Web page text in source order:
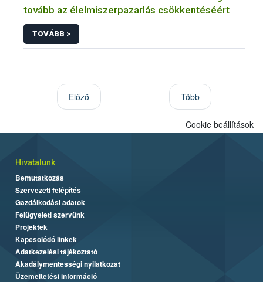
tovább az élelmiszerpazarlás csökkentéséért
TOVÁBB >
Előző Több
Cookie beállítások
Hivatalunk
Bemutatkozás
Szervezeti felépítés
Gazdálkodási adatok
Felügyeleti szervünk
Projektek
Kapcsolódó linkek
Adatkezelési tájékoztató
Akadálymentességi nyilatkozat
Üzemeltetési információ